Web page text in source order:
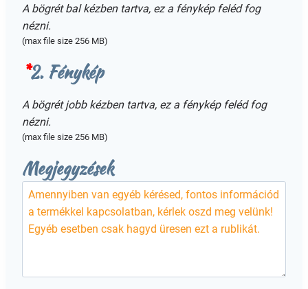
A bögrét bal kézben tartva, ez a fénykép feléd fog
nézni.
(max file size 256 MB)
*2. Fénykép
A bögrét jobb kézben tartva, ez a fénykép feléd fog
nézni.
(max file size 256 MB)
Megjegyzések